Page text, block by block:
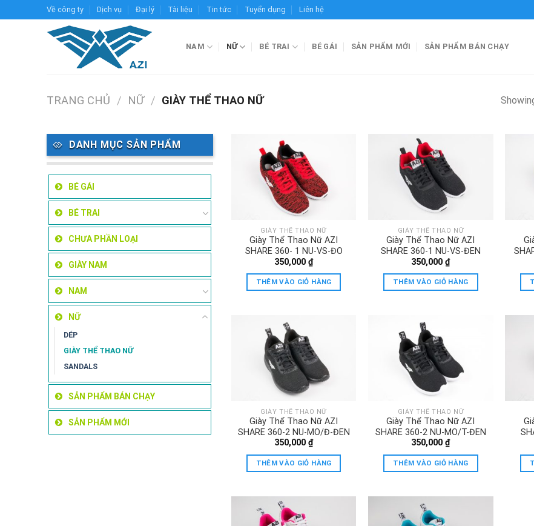
to
Về công ty Dịch vụ Đại lý Tài liệu Tin tức Tuyển dụng Liên hệ
NAM NỮ BÉ TRAI BÉ GÁI SẢN PHẨM MỚI SẢN PHẨM BÁN CHẠY
TRANG CHỦ / NỮ / GIÀY THỂ THAO NỮ
DANH MỤC SẢN PHẨM
BÉ GÁI
BÉ TRAI
CHƯA PHẦN LOẠI
GIÀY NAM
NAM
NỮ
DÉP
GIÀY THỂ THAO NỮ
SANDALS
SẢN PHẨM BÁN CHẠY
SẢN PHẨM MỚI
GIÀY THỂ THAO NỮ
Giày Thể Thao Nữ AZI
SHARE 360- 1 NU-VS-ĐO
350,000₫
THÊM VÀO GIỎ HÀNG
GIÀY THỂ THAO NỮ
Giày Thể Thao Nữ AZI
SHARE 360-1 NU-VS-ĐEN
350,000₫
THÊM VÀO GIỎ HÀNG
GIÀY THỂ THAO NỮ
Giày Thể Thao Nữ AZI
SHARE 360-2 NU-MO/Đ-ĐEN
350,000₫
THÊM VÀO GIỎ HÀNG
GIÀY THỂ THAO NỮ
Giày Thể Thao Nữ AZI
SHARE 360-2 NU-MO/T-ĐEN
350,000₫
THÊM VÀO GIỎ HÀNG